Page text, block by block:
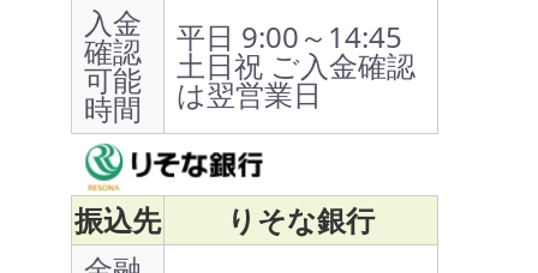
入金
確認
可能
時間
平日 9:00～14:45
土日祝 ご入金確認
は翌営業日
振込先
りそな銀行